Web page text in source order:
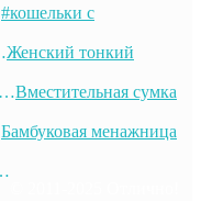
#кошельки с
Женский тонкий
Вместительная сумка
Бамбуковая менажница